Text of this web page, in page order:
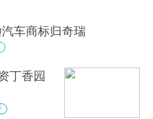
车商标归奇瑞
丁香园